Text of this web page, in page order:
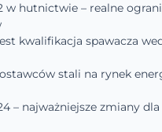
w hutnictwie – realne
kwalifikacja spawacza
stali na rynek
– najważniejsze zmiany dla